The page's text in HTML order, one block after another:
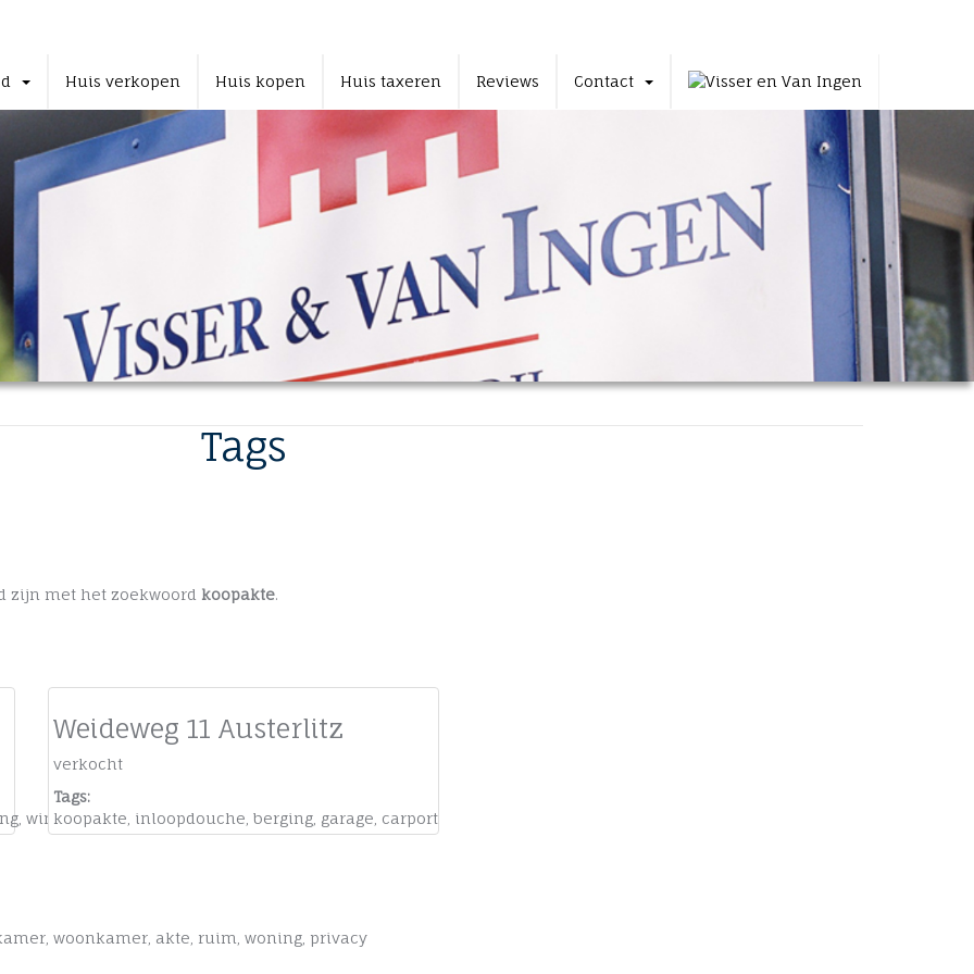
Huis verkopen Huis kopen Huis taxeren Reviews Contact
Tags
zijn met het zoekwoord koopakte.
winkel
Weideweg 11 Austerlitz
verkocht
Tags:
koopakte inloopdouche berging garage carport
woonkamer akte ruim woning privacy